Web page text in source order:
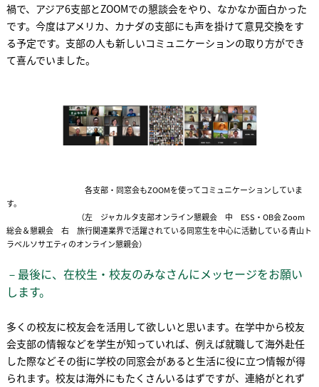
禍で、アジア6支部とZOOMでの懇談会をやり、なかなか面白かった
です。今度はアメリカ、カナダの支部にも声を掛けて意見交換をす
る予定です。支部の人も新しいコミュニケーションの取り方ができ
て喜んでいました。
各支部・同窓会もZOOMを使ってコミュニケーションしていま
す。
（左 ジャカルタ支部オンライン懇親会 中 ESS・OB会 Zoom
総会＆懇親会 右 旅行関連業界で活躍されている同窓生を中心に活動している青山ト
ラベルソサエティのオンライン懇親会）
－最後に、在校生・校友のみなさんにメッセージをお願い
します。
多くの校友に校友会を活用して欲しいと思います。在学中から校友
会支部の情報などを学生が知っていれば、例えば就職して海外赴任
した際などその街に学校の同窓会があると生活に役に立つ情報が得
られます。校友は海外にもたくさんいるはずですが、連絡がとれず